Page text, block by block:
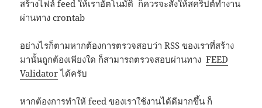
สร้างไฟล์ feed ให้เราอัตโนมัติ ก็ควรจะสั่งให้สคริปต์ทำงาน
ผ่านทาง crontab
อย่างไรก็ตามหากต้องการตรวจสอบว่า RSS ของเราที่สร้าง
มานั้นถูกต้องเพียงใด ก็สามารถตรวจสอบผ่านทางFEED
Validatorได้ครับ
หากต้องการทำให้ feed ของเราใช้งานได้ดีมากขึ้น ก็